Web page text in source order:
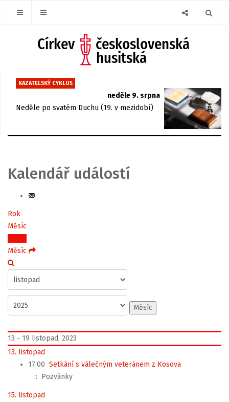
KAZATELSKÝ CYKLUS
neděle 9. srpna
Neděle po svatém Duchu (19. v mezidobí)
Kalendář událostí
Rok
Měsíc
Týden
Měsíc
Měsíc
13 - 19 listopad, 2023
13. listopad
17:00 Setkání s válečným veteránem z Kosova
:: Pozvánky
15. listopad